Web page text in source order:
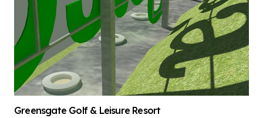
Greensgate Golf & Leisure Resort